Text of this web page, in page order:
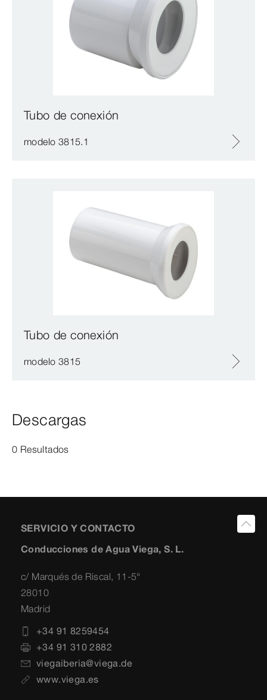
Tubo de conexión
modelo 3815.1
Tubo de conexión
modelo 3815
Descargas
0 Resultados
SERVICIO Y CONTACTO
Conducciones de Agua Viega, S. L.
c/ Marqués de Riscal, 11-5°
28010
Madrid
+34 91 8259454
+34 91 310 2882
viegaiberia@viega.de
www.viega.es